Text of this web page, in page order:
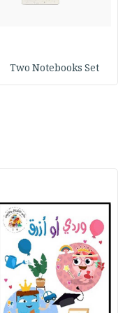
Two Notebooks Set